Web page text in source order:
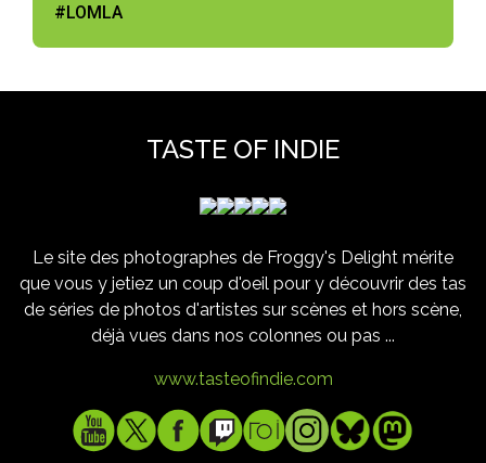
#LOMLA
TASTE OF INDIE
Le site des photographes de Froggy's Delight mérite
que vous y jetiez un coup d'oeil pour y découvrir des tas
de séries de photos d'artistes sur scènes et hors scène,
déjà vues dans nos colonnes ou pas ...
www.tasteofindie.com